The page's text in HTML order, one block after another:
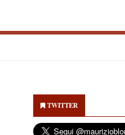
Sidebar
TWITTER